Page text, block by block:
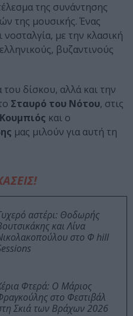
της συνάντησης
της μουσικής. Ένας
νοσταλγία, με την κλασική
βυζαντινούς
δίσκου, αλλά και την
Σταυρό του Νότου, στις
και ο
μας μιλούν για αυτή τη
αστέρι: Θοδωρής
και Λίνα
στο Φ hill
Φτερά: Ο Μάριος
στο Φεστιβάλ
Σκιά των Βράχων 2026